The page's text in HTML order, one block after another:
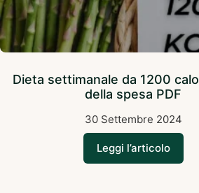
Dieta settimanale da 1200
della spesa PDF
30 Settembre 2024
Leggi l’articolo